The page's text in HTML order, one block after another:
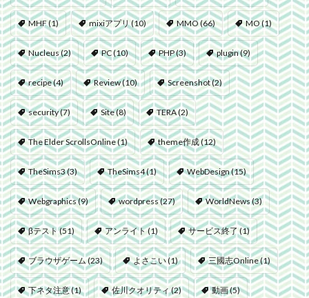
MHF(1) mixiアプリ(10) MMO(66) MO(1)
Nucleus(2) PC(10) PHP(3) plugin(9)
recipe(4) Review(10) Screenshot(2)
security(7) Site(8) TERA(2)
The Elder ScrollsOnline(1) theme作成(12)
TheSims3(3) TheSims4(1) WebDesign(15)
Webgraphics(9) wordpress(27) WorldNews(3)
βテスト(51) アンライト(1) サービス終了(1)
ブラウザゲーム(23) よさこい(1) 三國志Online(1)
下ネタ注意(1) 佐川クオリティ(2) 動画(5)